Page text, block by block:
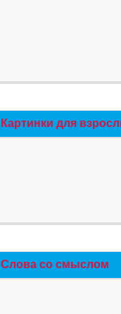
Картинки для
Слова со смыслом